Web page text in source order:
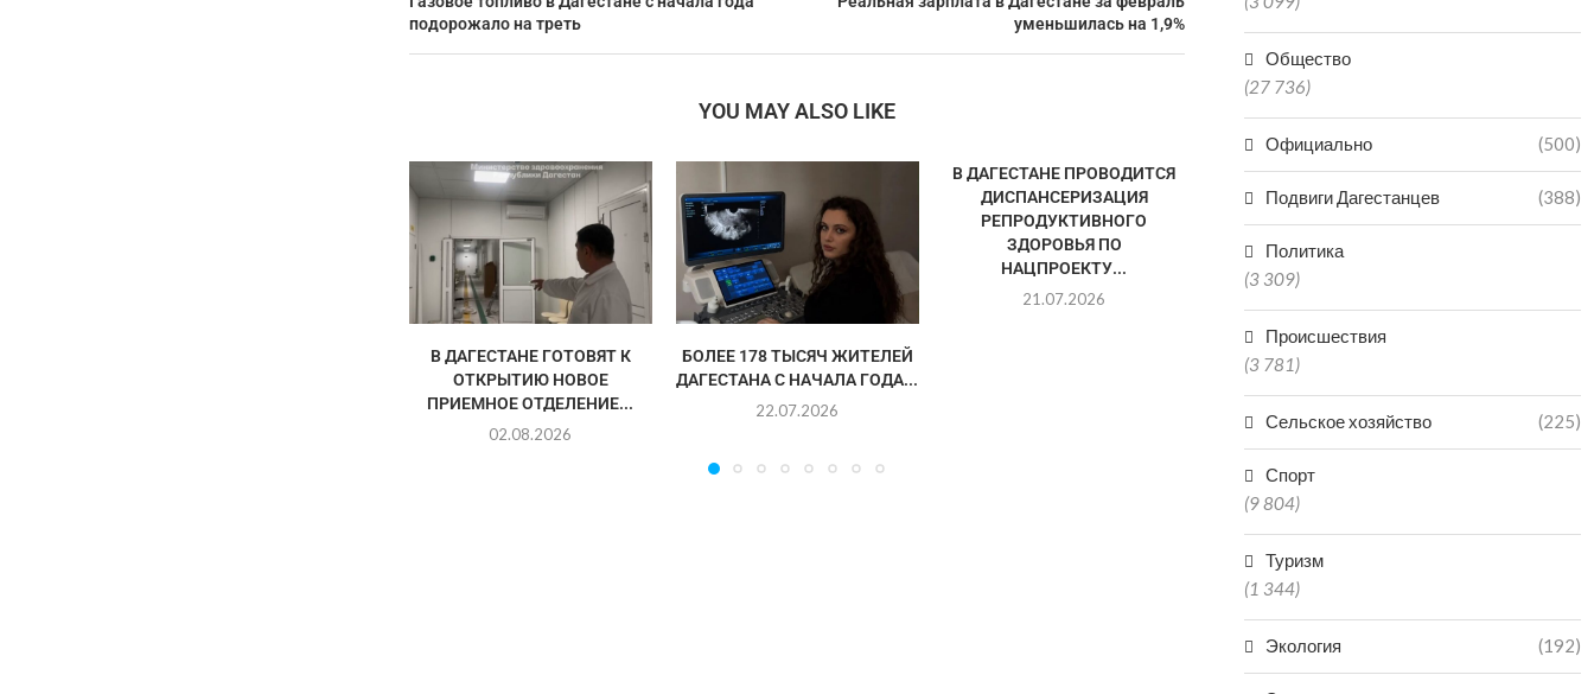
подорожало на треть
уменьшилась на 1,9%
YOU MAY ALSO LIKE
В ДАГЕСТАНЕ ГОТОВЯТ К
ОТКРЫТИЮ НОВОЕ
ПРИЕМНОЕ ОТДЕЛЕНИЕ...
02.08.2026
БОЛЕЕ 178 ТЫСЯЧ ЖИТЕЛЕЙ
ДАГЕСТАНА С НАЧАЛА ГОДА...
22.07.2026
В ДАГЕСТАНЕ ПРОВОДИТСЯ
ДИСПАНСЕРИЗАЦИЯ
РЕПРОДУКТИВНОГО
ЗДОРОВЬЯ ПО
НАЦПРОЕКТУ...
21.07.2026
СНИЖЕНИЕ
ЗАБОЛЕВАЕМОСТИ ВИЧ-
ЗАФИКСИРОВАНО В
ДАГЕСТАНЕ
16.07.2026
Общество
(27 736)
Официально (500)
Подвиги Дагестанцев (388)
Политика
(3 309)
Происшествия
(3 781)
Сельское хозяйство (225)
Спорт
(9 804)
Туризм
(1 344)
Экология (192)